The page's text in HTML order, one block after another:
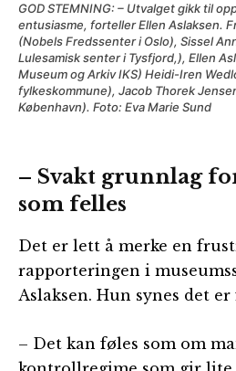
GOD STEMNING: – Utvalget gikk til
entusiasme, forteller Ellen Aslaksen.
(Nobels Fredssenter i Oslo), Sissel
Lulesamisk senter i Tysfjord,), Ellen
Museum og Arkiv IKS) Heidi-Iren
fylkeskommune), Jacob Thorek
København). Foto: Eva Marie Sund
– Svakt grunnlag
som felles
Det er lett å merke en
rapporteringen i
Aslaksen. Hun synes det
– Det kan føles som om